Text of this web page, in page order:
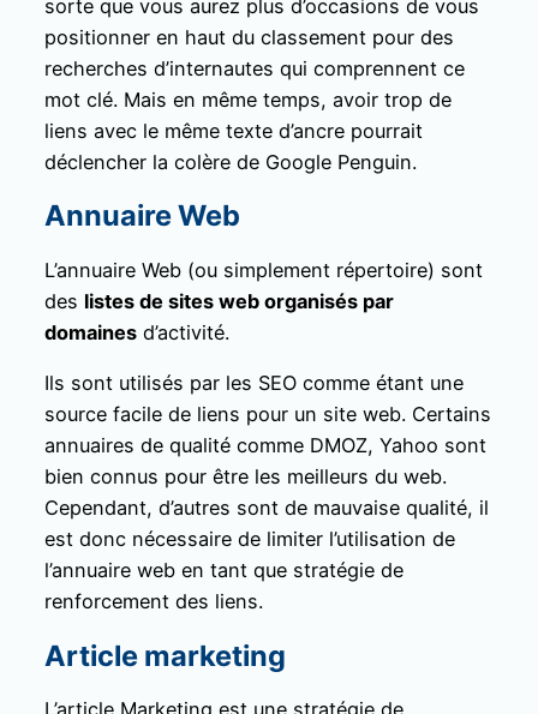
sorte que vous aurez plus d’occasions de vous
positionner en haut du classement pour des
recherches d’internautes qui comprennent ce
mot clé. Mais en même temps, avoir trop de
liens avec le même texte d’ancre pourrait
déclencher la colère de Google Penguin.
Annuaire Web
L’annuaire Web (ou simplement répertoire) sont
des listes de sites web organisés par
domainesd’activité.
Ils sont utilisés par les SEO comme étant une
source facile de liens pour un site web. Certains
annuaires de qualité comme DMOZ, Yahoo sont
bien connus pour être les meilleurs du web.
Cependant, d’autres sont de mauvaise qualité, il
est donc nécessaire de limiter l’utilisation de
l’annuaire web en tant que stratégie de
renforcement des liens.
Article marketing